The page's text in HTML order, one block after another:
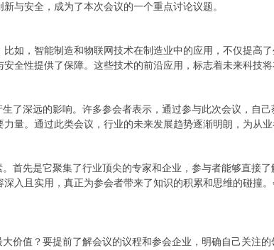
与安全，成为了本次会议的一个重点讨论议题。
如，智能制造和物联网技术在制造业中的应用，不仅提高
全性提供了保障。这些技术的前沿应用，标志着未来科技
了深远的影响。许多参会者表示，通过参与此次会议，自
量。通过此类会议，行业的未来发展趋势逐渐明朗，为从业
首先是它聚集了行业顶尖的专家和企业，参与者能够直接
入且实用，真正为参会者带来了知识的积累和思维的碰撞
价值？要提前了解会议的议程和参会企业，明确自己关注